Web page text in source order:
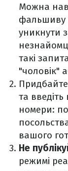
Можна
фальшиву
уникнути
такі
"чоловік"
Придбайте
та
номери:
вашого
Не
режимі